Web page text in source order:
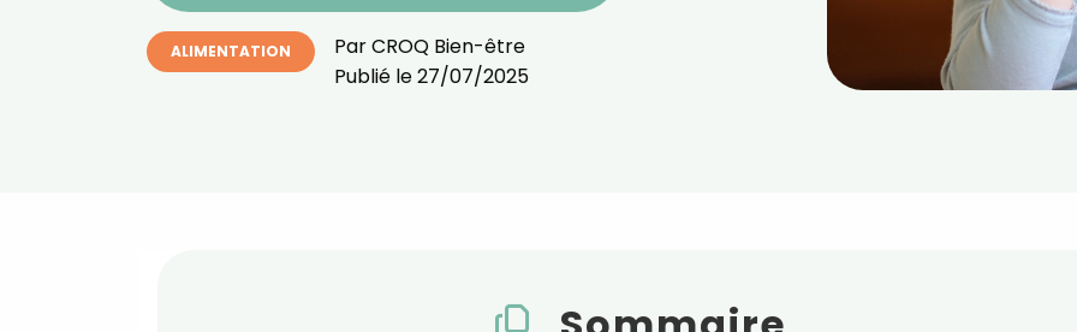
ALIMENTATION ParCROQ Bien-être
Publié le27/07/2025